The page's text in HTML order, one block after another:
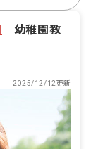
幼稚園教
2025/12/12更新